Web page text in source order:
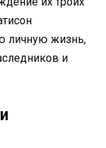
личную жизнь,
и